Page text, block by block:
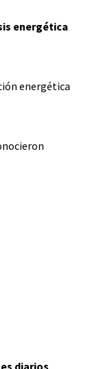
energética
energética